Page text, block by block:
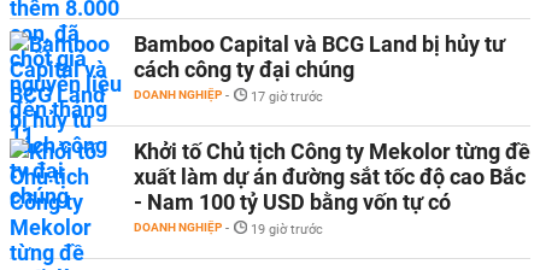
Bamboo Capital và BCG Land bị hủy tư
cách công ty đại chúng
DOANH NGHIỆP - 17 giờ trước
Khởi tố Chủ tịch Công ty Mekolor từng đề
xuất làm dự án đường sắt tốc độ cao Bắc
- Nam 100 tỷ USD bằng vốn tự có
DOANH NGHIỆP - 19 giờ trước